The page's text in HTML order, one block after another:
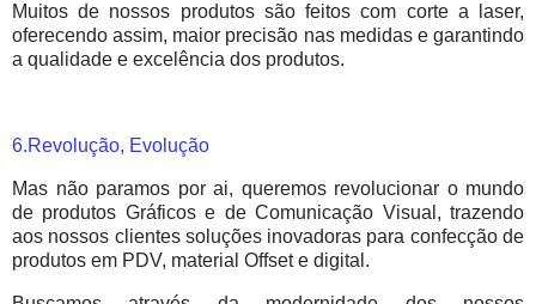
Muitos de nossos produtos são feitos com corte a laser,
oferecendo assim, maior precisão nas medidas e garantindo
a qualidade e excelência dos produtos.
6.Revolução, Evolução
Mas não paramos por ai, queremos revolucionar o mundo
de produtos Gráficos e de Comunicação Visual, trazendo
aos nossos clientes soluções inovadoras para confecção de
produtos em PDV, material Offset e digital.